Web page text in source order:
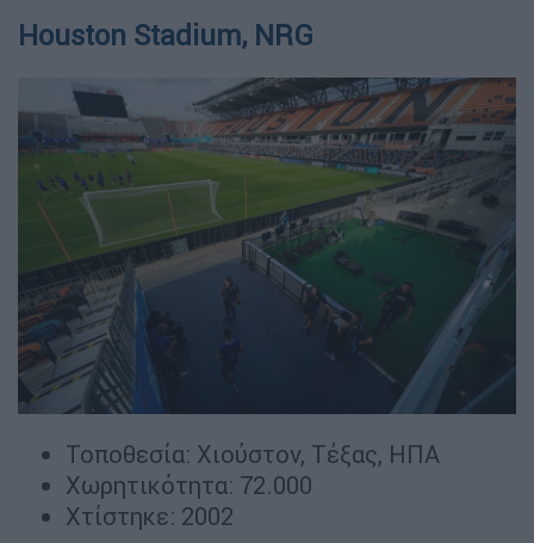
Houston Stadium, NRG
Τοποθεσία: Χιούστον, Τέξας, ΗΠΑ
Χωρητικότητα: 72.000
Χτίστηκε: 2002